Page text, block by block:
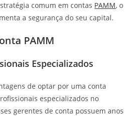
comum em contas PAMM, o
a segurança do seu capital.
PAMM
Especializados
de optar por uma conta
especializados no
gerentes de conta possuem anos